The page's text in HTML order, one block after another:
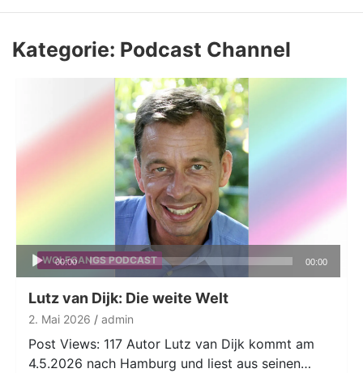
Kategorie: Podcast Channel
WOLFGANGS PODCAST
Audio-
Player
00:00 00:00
Lutz van Dijk: Die weite Welt
2. Mai 2026 admin
Post Views: 117 Autor Lutz van Dijk kommt am
4.5.2026 nach Hamburg und liest aus seinen…